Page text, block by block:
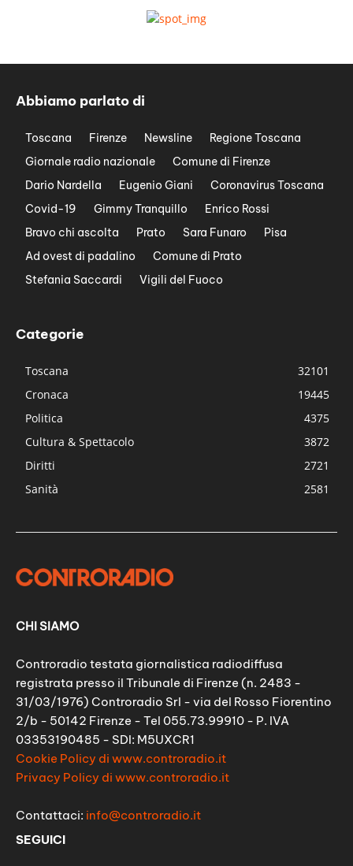
Abbiamo parlato di
Toscana Firenze Newsline
Regione Toscana
Giornale radio nazionale
Comune di Firenze
Dario Nardella
Eugenio Giani
Coronavirus Toscana
Covid-19
Gimmy Tranquillo
Enrico Rossi
Bravo chi ascolta
Prato Sara Funaro
Pisa
Ad ovest di padalino
Comune di Prato
Stefania Saccardi
Vigili del Fuoco
Categorie
Toscana
32101
Cronaca
19445
Politica
4375
Cultura & Spettacolo
3872
Diritti
2721
Sanità
2581
CHI SIAMO
Controradio testata giornalistica radiodiffusa
registrata presso il Tribunale di Firenze (n. 2483 -
31/03/1976) Controradio Srl - via del Rosso Fiorentino
2/b - 50142 Firenze - Tel 055.73.99910 - P. IVA
03353190485 - SDI: M5UXCR1
Cookie Policy di www.controradio.it
Privacy Policy di www.controradio.it
Contattaci: info@controradio.it
SEGUICI